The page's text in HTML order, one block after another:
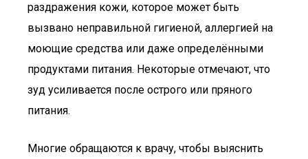
раздражения кожи, которое может быть
вызвано неправильной гигиеной, аллергией на
моющие средства или даже определёнными
продуктами питания. Некоторые отмечают, что
зуд усиливается после острого или пряного
питания.
Многие обращаются к врачу, чтобы выяснить